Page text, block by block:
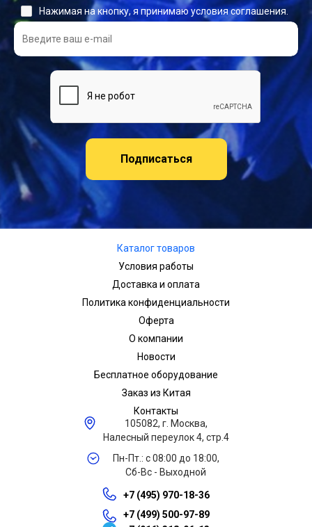
Подписаться
Нажимая на кнопку, я принимаю условия соглашения.
Каталог товаров
Условия работы
Доставка и оплата
Политика конфиденциальности
Оферта
О компании
Новости
Бесплатное оборудование
Заказ из Китая
Контакты
105082, г. Москва,
Налесный переулок 4, стр.4
Пн-Пт.: с 08:00 до 18:00,
Сб-Вс - Выходной
+7 (495) 970-18-36
+7 (499) 500-97-89